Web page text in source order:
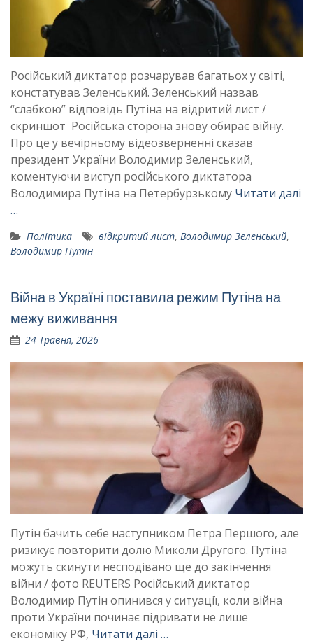
Російський диктатор розчарував багатьох у світі,
констатував Зеленський. Зеленський назвав
“слабкою” відповідь Путіна на відритий лист /
скриншот Російська сторона знову обирає війну.
Про це у вечірньому відеозверненні сказав
президент України Володимир Зеленський,
коментуючи виступ російського диктатора
Володимира Путіна на Петербурзькому Читати далі
…
Політика відкритий лист, Володимир Зеленський,
Володимир Путін
Війна в Україні поставила режим Путіна на
межу виживання
24 Травня, 2026
Путін бачить себе наступником Петра Першого, але
ризикує повторити долю Миколи Другого. Путіна
можуть скинути несподівано ще до закінчення
війни / фото REUTERS Російський диктатор
Володимир Путін опинився у ситуації, коли війна
проти України починає підривати не лише
економіку РФ, Читати далі …